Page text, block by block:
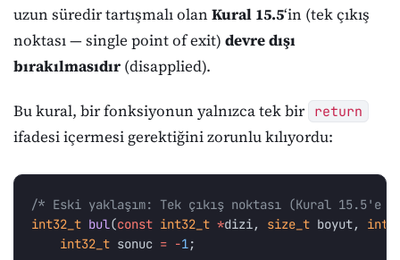
uzun süredir tartışmalı olan Kural 15.5‘in (tek çıkış
noktası — single point of exit) devre dışı
bırakılmasıdır (disapplied).
Bu kural, bir fonksiyonun yalnızca tek bir return
ifadesi içermesi gerektiğini zorunlu kılıyordu:
/* Eski yaklaşım: Tek çıkış noktası (Kural 15.5'e
int32_t bul(const int32_t *dizi, size_t boyut,
int32_t sonuc = -1;